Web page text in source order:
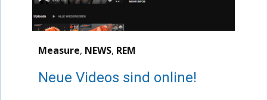
Measure, NEWS, REM
Neue Videos sind online!